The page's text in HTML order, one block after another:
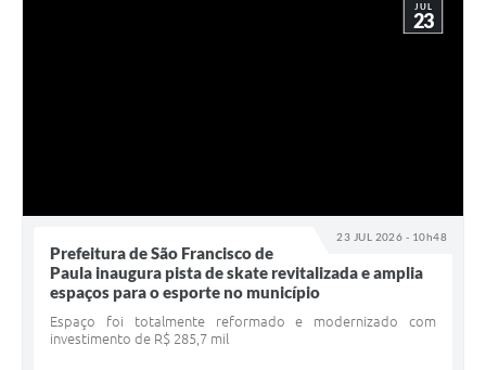
23 JUL 2026 - 10h48
JUL
23
Prefeitura de São Francisco de
Paula inaugura pista de skate revitalizada e amplia
espaços para o esporte no município
Espaço foi totalmente reformado e modernizado com
investimento de R$ 285,7 mil